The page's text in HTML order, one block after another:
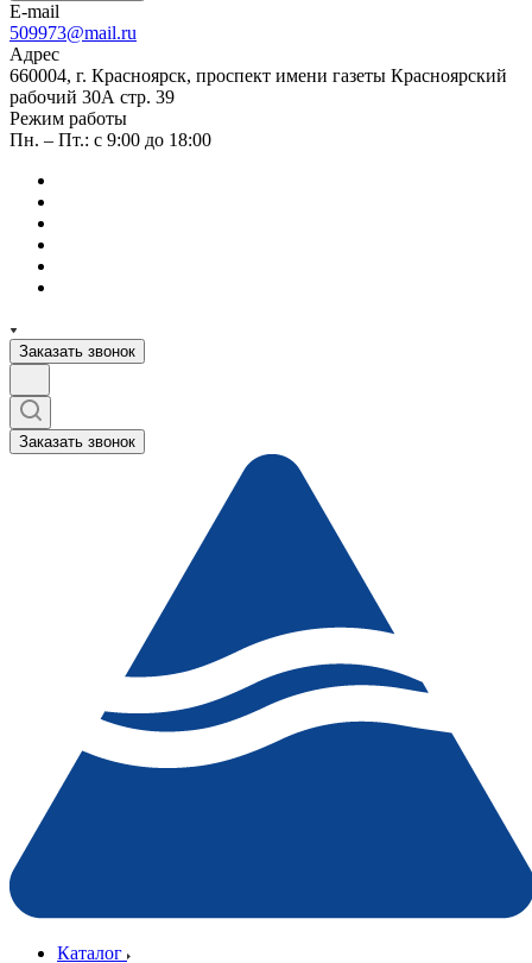
E-mail
509973@mail.ru
Адрес
660004, г. Красноярск, проспект имени газеты Красноярский
рабочий 30А стр. 39
Режим работы
Пн. – Пт.: с 9:00 до 18:00
Заказать звонок
Заказать звонок
Каталог